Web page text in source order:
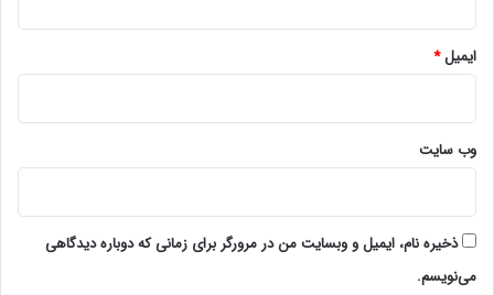
ایمیل*
وب‌ سایت
ذخیره نام، ایمیل و وبسایت من در مرورگر برای زمانی که دوباره دیدگاهی
می‌نویسم.